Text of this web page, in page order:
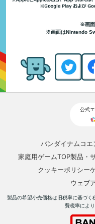
※画面
※画面はNintendo
公式
バンダイナムコエ
家庭用ゲームTOP製品・
クッキーポリシー
ウェブ
製品の希望小売価格は旧税率に基づ
費税率によ